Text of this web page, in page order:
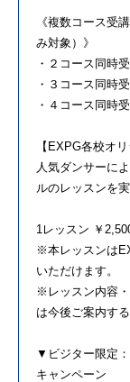
《複数コース受
み対象）》
・２コース同時
・３コース同時
・４コース同時
【EXPG各校オ
人気ダンサーに
ルのレッスンを実
1レッスン ￥
※本レッスンは
いただけます。
※レッスン内容
は今後ご案内す
▼ビジター限定
キャンペーン